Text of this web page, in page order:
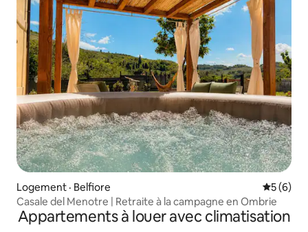
Logement · Belfiore Note
5 (6)
Casale del Menotre | Retraite à la campagne en Ombrie
Appartements à louer avec climatisation